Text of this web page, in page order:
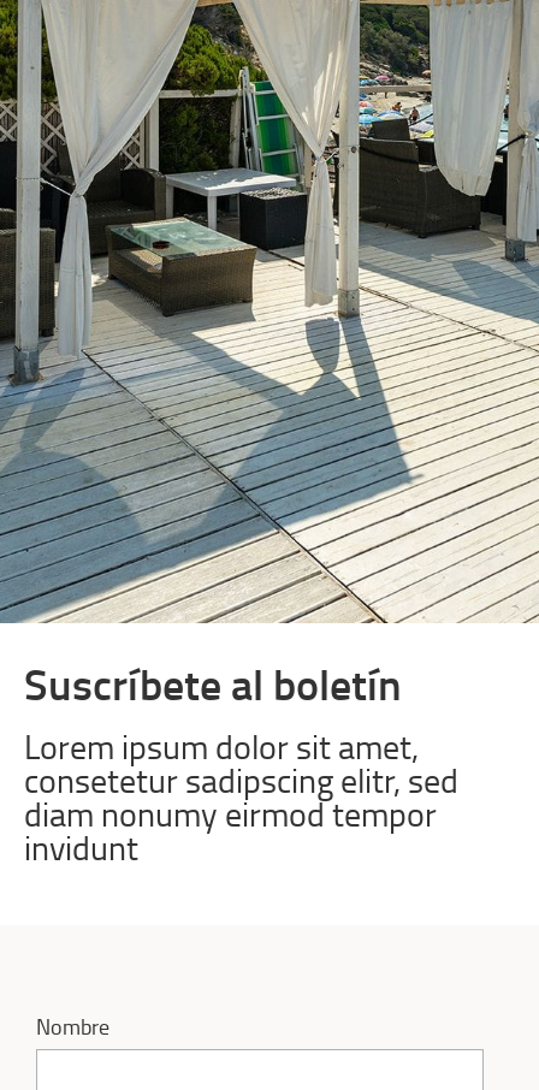
Suscríbete al boletín
Lorem ipsum dolor sit amet,
consetetur sadipscing elitr, sed
diam nonumy eirmod tempor
invidunt
Nombre